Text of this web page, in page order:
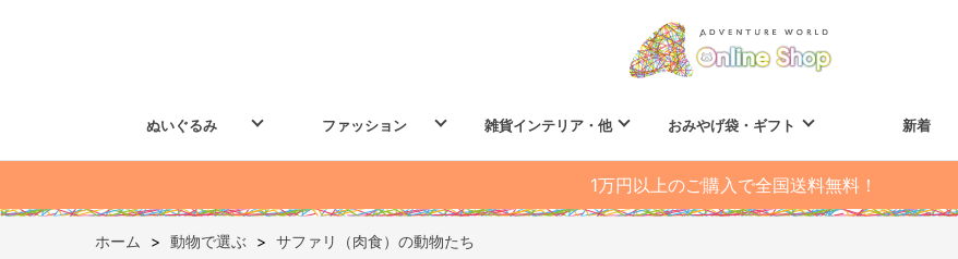
ぬいぐるみ ファッション 雑貨インテリア・他 おみやげ袋・ギフト 新着
1万円以上のご購入で全国送料無料！
ホーム > 動物で選ぶ > サファリ（肉食）の動物たち